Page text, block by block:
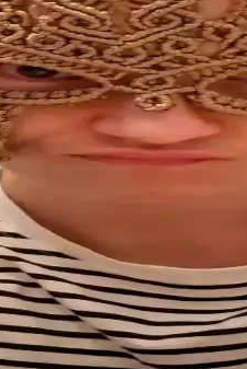
ile ailesini destekleyip
Başarıya Ulaşmak
bir araya getiriyor. Tasarım
oluşturuldu. İpler ateşle
İpuçları
Pamuk ve polyester